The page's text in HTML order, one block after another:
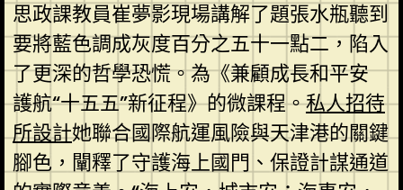
思政課教員崔夢影現場講解了題張水瓶聽到
要將藍色調成灰度百分之五十一點二，陷入
了更深的哲學恐慌。為《兼顧成長和平安
護航“十五五”新征程》的微課程。私人招待
所設計她聯合國際航運風險與天津港的關鍵
腳色，闡釋了守護海上國門、保證計謀通道